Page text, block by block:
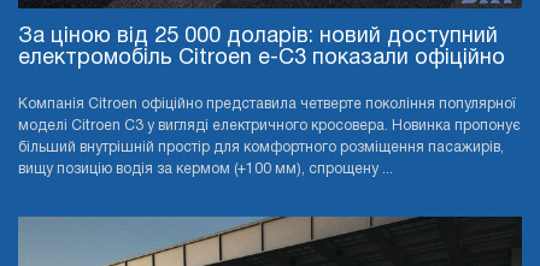
За ціною від 25 000 доларів: новий доступний
електромобіль Citroen e-C3 показали офіційно
Компанія Citroen офіційно представила четверте покоління популярної
моделі Citroen C3 у вигляді електричного кросовера. Новинка пропонує
більший внутрішній простір для комфортного розміщення пасажирів,
вищу позицію водія за кермом (+100 мм), спрощену ...